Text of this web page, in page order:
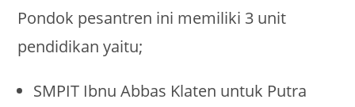
Pondok pesantren ini memiliki 3 unit
pendidikan yaitu;
SMPIT Ibnu Abbas Klaten untuk Putra